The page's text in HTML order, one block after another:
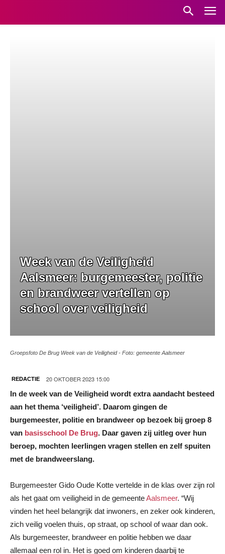
Week van de Veiligheid
Aalsmeer: burgemeester, politie
en brandweer vertellen op
school over veiligheid
Groepsfoto De Brug Week van de Veiligheid - Foto: gemeente Aalsmeer
REDACTIE 20 OKTOBER 2023 15:00
In de week van de Veiligheid wordt extra aandacht besteed
aan het thema ‘veiligheid’. Daarom gingen de
burgemeester, politie en brandweer op bezoek bij groep 8
van basisschool De Brug. Daar gaven zij uitleg over hun
beroep, mochten leerlingen vragen stellen en zelf spuiten
met de brandweerslang.
Burgemeester Gido Oude Kotte vertelde in de klas over zijn rol
als het gaat om veiligheid in de gemeenteAalsmeer. “Wij
vinden het heel belangrijk dat inwoners, en zeker ook kinderen,
zich veilig voelen thuis, op straat, op school of waar dan ook.
Als burgemeester, brandweer en politie hebben we daar
allemaal een rol in. Het is goed om kinderen daarbij te